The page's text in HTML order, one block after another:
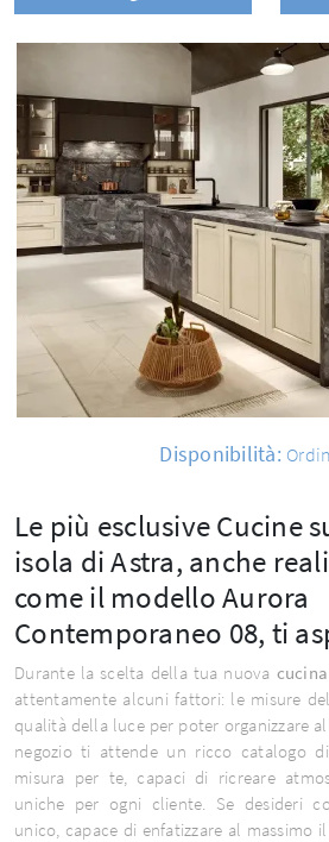
Disponibilità:
Le più esclusive Cucine
isola di Astra, anche
come il modello Aurora
Contemporaneo 08, ti
Durante la scelta della tua nuova
attentamente alcuni fattori: le misure
qualità della luce per poter organizzare
negozio ti attende un ricco catalogo
misura per te, capaci di ricreare
uniche per ogni cliente. Se desideri
unico, capace di enfatizzare al massimo